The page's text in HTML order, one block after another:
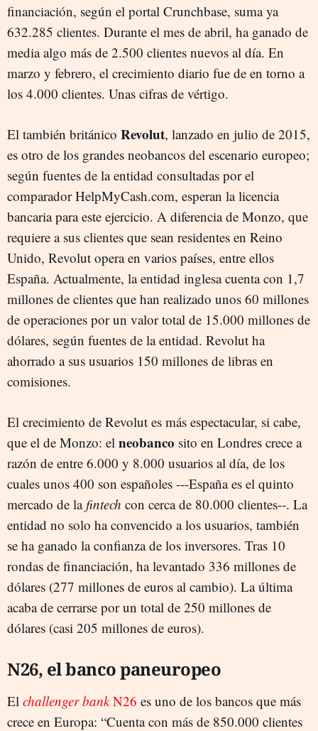
financiación, según el portal Crunchbase, suma ya
632.285 clientes. Durante el mes de abril, ha ganado de
media algo más de 2.500 clientes nuevos al día. En
marzo y febrero, el crecimiento diario fue de en torno a
los 4.000 clientes. Unas cifras de vértigo.
El también británico Revolut, lanzado en julio de 2015,
es otro de los grandes neobancos del escenario europeo;
según fuentes de la entidad consultadas por el
comparador HelpMyCash.com, esperan la licencia
bancaria para este ejercicio. A diferencia de Monzo, que
requiere a sus clientes que sean residentes en Reino
Unido, Revolut opera en varios países, entre ellos
España. Actualmente, la entidad inglesa cuenta con 1,7
millones de clientes que han realizado unos 60 millones
de operaciones por un valor total de 15.000 millones de
dólares, según fuentes de la entidad. Revolut ha
ahorrado a sus usuarios 150 millones de libras en
comisiones.
El crecimiento de Revolut es más espectacular, si cabe,
que el de Monzo: el neobanco sito en Londres crece a
razón de entre 6.000 y 8.000 usuarios al día, de los
cuales unos 400 son españoles ---España es el quinto
mercado de la fintech con cerca de 80.000 clientes--. La
entidad no solo ha convencido a los usuarios, también
se ha ganado la confianza de los inversores. Tras 10
rondas de financiación, ha levantado 336 millones de
dólares (277 millones de euros al cambio). La última
acaba de cerrarse por un total de 250 millones de
dólares (casi 205 millones de euros).
N26, el banco paneuropeo
El challenger bankN26 es uno de los bancos que más
crece en Europa: “Cuenta con más de 850.000 clientes